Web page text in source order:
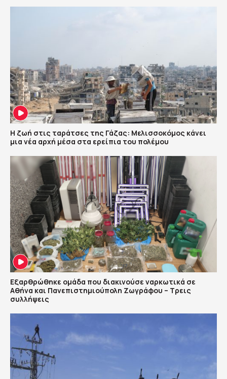
Η ζωή στις ταράτσες της Γάζας: Μελισσοκόμος κάνει
μια νέα αρχή μέσα στα ερείπια του πολέμου
Εξαρθρώθηκε ομάδα που διακινούσε ναρκωτικά σε
Αθήνα και Πανεπιστημιούπολη Ζωγράφου – Τρεις
συλλήψεις